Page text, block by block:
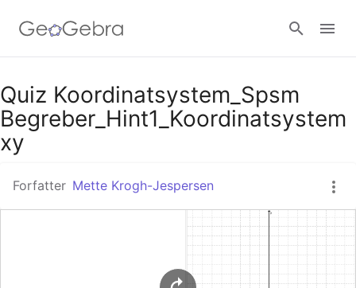
Google Classroom
Quiz Koordinatsystem_Spsm
Begreber_Hint1_Koordinatsystem
xy
Forfatter Mette Krogh-Jespersen